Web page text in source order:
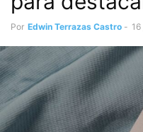
Por Edwin Terrazas Castro -